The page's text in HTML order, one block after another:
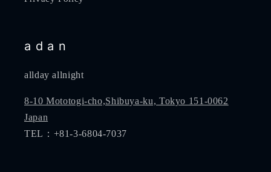
a d a n
allday allnight
8-10 Mototogi-cho,Shibuya-ku, Tokyo 151-0062
Japan
TEL：+81-3-6804-7037